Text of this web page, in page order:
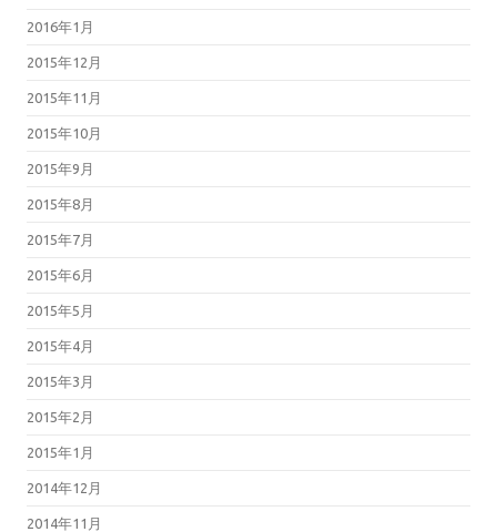
2016年1月
2015年12月
2015年11月
2015年10月
2015年9月
2015年8月
2015年7月
2015年6月
2015年5月
2015年4月
2015年3月
2015年2月
2015年1月
2014年12月
2014年11月